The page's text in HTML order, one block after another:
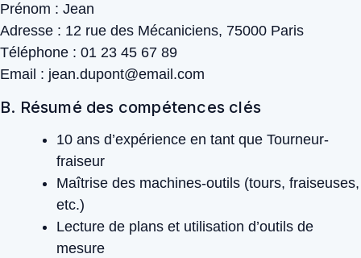
Prénom : Jean
Adresse : 12 rue des Mécaniciens, 75000 Paris
Téléphone : 01 23 45 67 89
Email : jean.dupont@email.com
B. Résumé des compétences clés
10 ans d’expérience en tant que Tourneur-
fraiseur
Maîtrise des machines-outils (tours, fraiseuses,
etc.)
Lecture de plans et utilisation d’outils de
mesure